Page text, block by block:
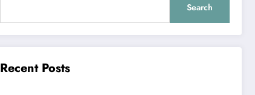
Search
Recent Posts